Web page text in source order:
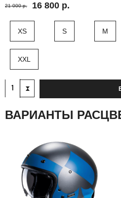
21 000 р. 16 800 р.
XS S M
XXL
ВАРИАНТЫ